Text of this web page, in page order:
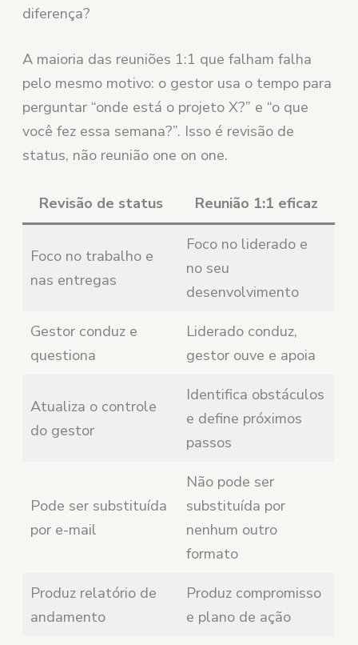
diferença?
A maioria das reuniões 1:1 que falham falha
pelo mesmo motivo: o gestor usa o tempo para
perguntar “onde está o projeto X?” e “o que
você fez essa semana?”. Isso é revisão de
status, não reunião one on one.
Revisão de status Reunião 1:1 eficaz
Foco no trabalho e
nas entregas
Foco no liderado e
no seu
desenvolvimento
Gestor conduz e
questiona
Liderado conduz,
gestor ouve e apoia
Atualiza o controle
do gestor
Identifica obstáculos
e define próximos
passos
Pode ser substituída
por e-mail
Não pode ser
substituída por
nenhum outro
formato
Produz relatório de
andamento
Produz compromisso
e plano de ação